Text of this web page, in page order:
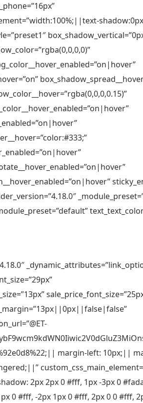
margin-left: 10px;||
2px 2px 0 #fff, 1px -3px 0
0 #fff, -2px 1px 0 #fff, 2px 0 0 #fff,